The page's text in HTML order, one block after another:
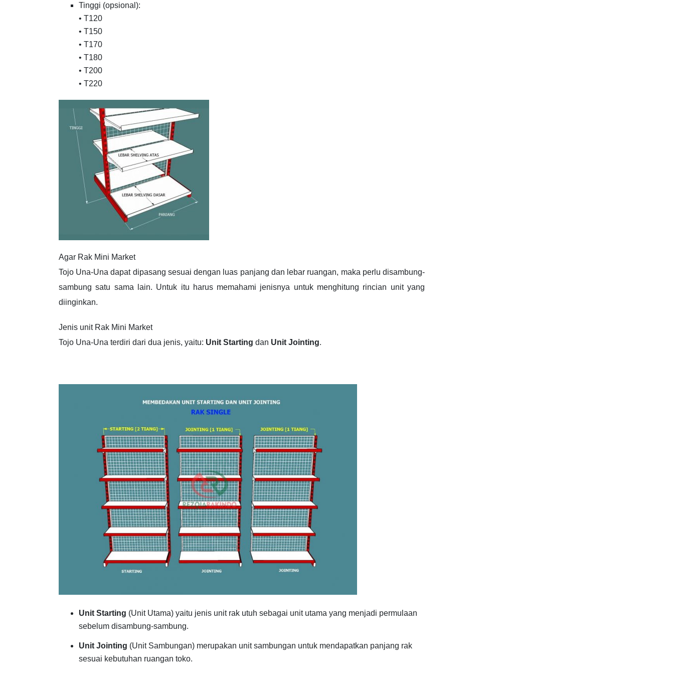
Tinggi (opsional):
• T120
• T150
• T170
• T180
• T200
• T220
Agar Rak Mini Market
Tojo Una-Una dapat dipasang sesuai dengan luas panjang dan lebar ruangan, maka perlu disambung-
sambung satu sama lain. Untuk itu harus memahami jenisnya untuk menghitung rincian unit yang
diinginkan.
Jenis unit Rak Mini Market
Tojo Una-Una terdiri dari dua jenis, yaitu: Unit Starting dan Unit Jointing.
Unit Starting (Unit Utama) yaitu jenis unit rak utuh sebagai unit utama yang menjadi permulaan
sebelum disambung-sambung.
Unit Jointing (Unit Sambungan) merupakan unit sambungan untuk mendapatkan panjang rak
sesuai kebutuhan ruangan toko.